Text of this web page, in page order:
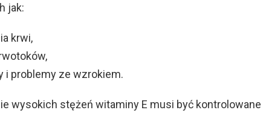
jak:
krwi,
i problemy ze wzrokiem.
wysokich stężeń witaminy E musi być kontrolowane